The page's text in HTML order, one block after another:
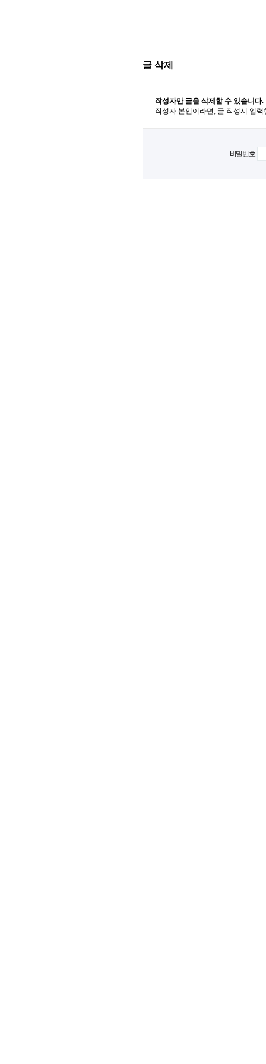
글 삭제
작성자만 글을 삭제할 수 있습니다.
작성자 본인이라면, 글 작성시 입
비밀번호